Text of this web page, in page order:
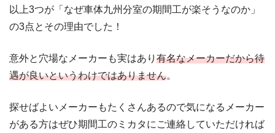
以上3つが「なぜ車体九州分室の期間工が楽そうなのか」
の3点とその理由でした！
意外と穴場なメーカーも実はあり 有名なメーカーだから待
遇が良いというわけではありません。
探せばよいメーカーもたくさんあるので気になるメーカー
がある方はぜひ期間工のミカタにご連絡していただければ